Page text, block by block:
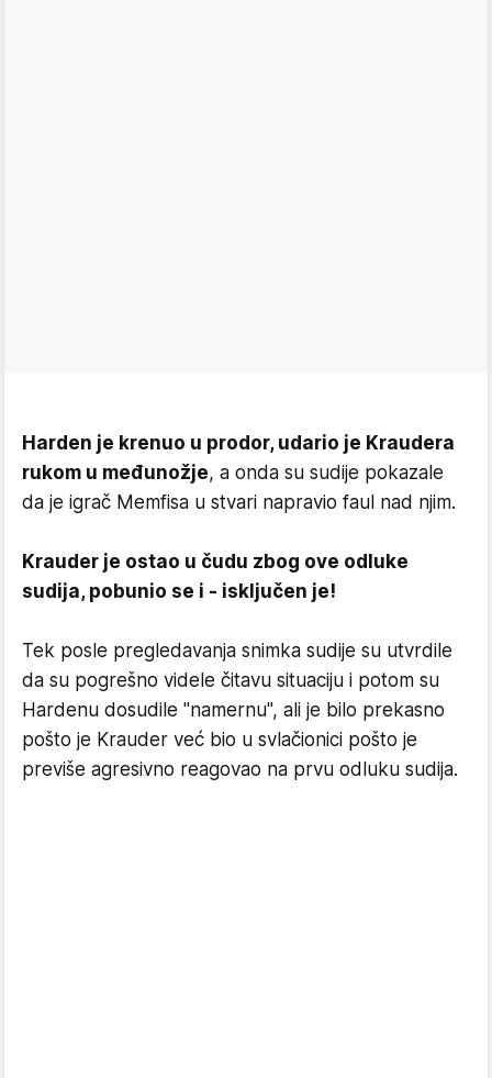
Harden je krenuo u prodor, udario je Kraudera
rukom u međunožje, a onda su sudije pokazale
da je igrač Memfisa u stvari napravio faul nad njim.
Krauder je ostao u čudu zbog ove odluke
sudija, pobunio se i - isključen je!
Tek posle pregledavanja snimka sudije su utvrdile
da su pogrešno videle čitavu situaciju i potom su
Hardenu dosudile "namernu", ali je bilo prekasno
pošto je Krauder već bio u svlačionici pošto je
previše agresivno reagovao na prvu odluku sudija.